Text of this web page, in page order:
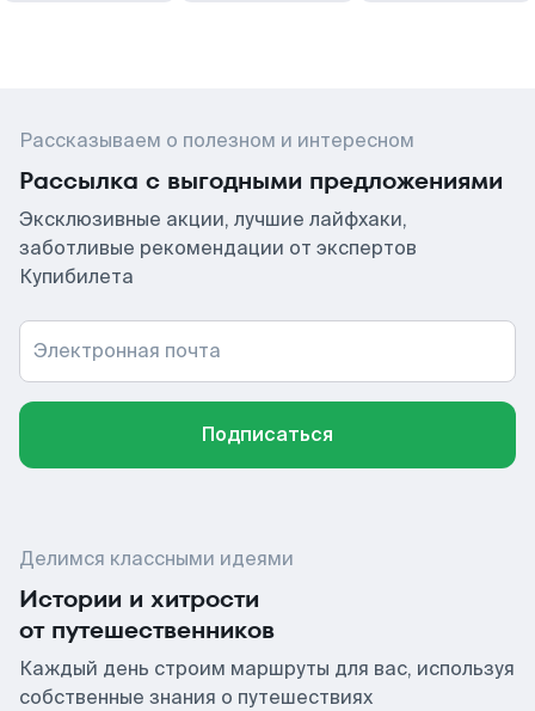
Рассказываем о полезном и интересном
Рассылка с выгодными предложениями
Эксклюзивные акции, лучшие лайфхаки,
заботливые рекомендации от экспертов
Купибилета
Электронная почта
Подписаться
Делимся классными идеями
Истории и хитрости
от путешественников
Каждый день строим маршруты для вас, используя
собственные знания о путешествиях